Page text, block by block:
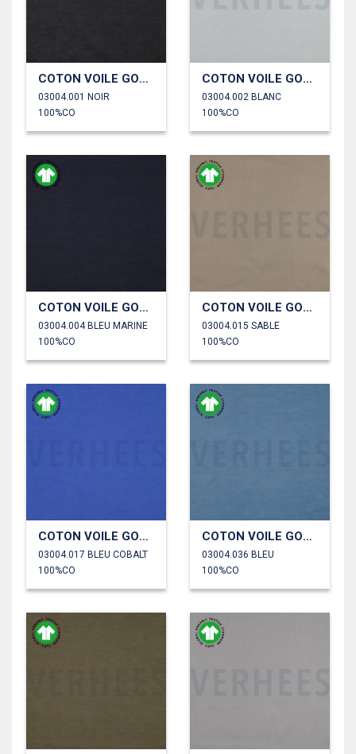
COTON VOILE GOTS
03004.001 NOIR
100%CO
COTON VOILE GOTS
03004.002 BLANC
100%CO
COTON VOILE GOTS
03004.004 BLEU MARINE
100%CO
COTON VOILE GOTS
03004.015 SABLE
100%CO
COTON VOILE GOTS
03004.017 BLEU COBALT
100%CO
COTON VOILE GOTS
03004.036 BLEU
100%CO